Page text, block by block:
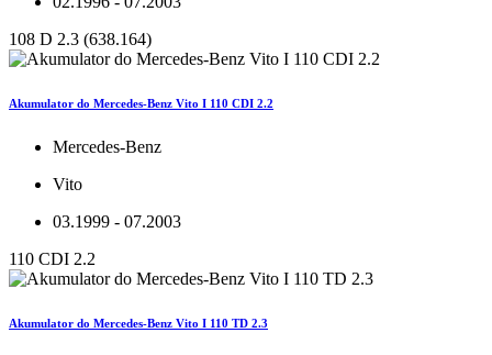
108 D 2.3 (638.164)
Akumulator do Mercedes-Benz Vito I 110 CDI 2.2
Mercedes-Benz
Vito
03.1999 - 07.2003
110 CDI 2.2
Akumulator do Mercedes-Benz Vito I 110 TD 2.3